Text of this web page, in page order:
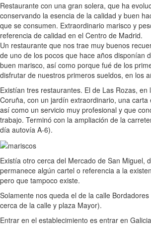
Restaurante con una gran solera, que ha
conservando la esencia de la calidad y buen
que se consumen. Extraordinario marisco y
referencia de calidad en el Centro de Madrid.
Un restaurante que nos trae muy buenos
de uno de los pocos que hace años disponían
buen marisco, así como porque fué de los
disfrutar de nuestros primeros sueldos, en los
Existían tres restaurantes. El de Las Rozas, en
Coruña, con un jardín extraordinario, una carta
así como un servicio muy profesional y que
trabajo. Terminó con la ampliación de la
día autovía A-6).
Existía otro cerca del Mercado de San Miguel,
permanece algún cartel o referencia a la
pero que tampoco existe.
Solamente nos queda el de la calle
cerca de la calle y plaza Mayor).
Entrar en el establecimiento es entrar en